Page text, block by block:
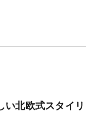
い北欧式スタイリ